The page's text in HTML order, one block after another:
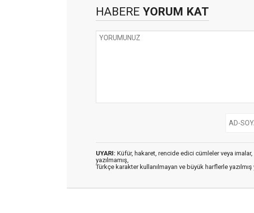
HABERE YORUM KAT
UYARI: Küfür, hakaret, rencide edici cümleler veya imalar,
yazılmamış,
Türkçe karakter kullanılmayan ve büyük harflerle